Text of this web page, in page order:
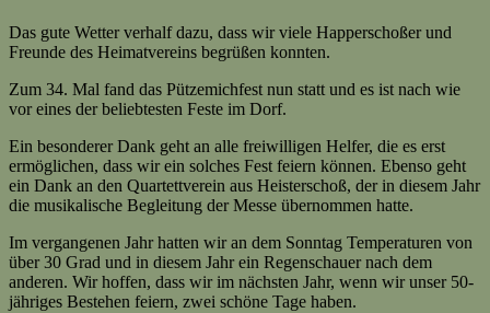
Das gute Wetter verhalf dazu, dass wir viele Happerschoßer und
Freunde des Heimatvereins begrüßen konnten.
Zum 34. Mal fand das Pützemichfest nun statt und es ist nach wie
vor eines der beliebtesten Feste im Dorf.
Ein besonderer Dank geht an alle freiwilligen Helfer, die es erst
ermöglichen, dass wir ein solches Fest feiern können. Ebenso geht
ein Dank an den Quartettverein aus Heisterschoß, der in diesem Jahr
die musikalische Begleitung der Messe übernommen hatte.
Im vergangenen Jahr hatten wir an dem Sonntag Temperaturen von
über 30 Grad und in diesem Jahr ein Regenschauer nach dem
anderen. Wir hoffen, dass wir im nächsten Jahr, wenn wir unser 50-
jähriges Bestehen feiern, zwei schöne Tage haben.